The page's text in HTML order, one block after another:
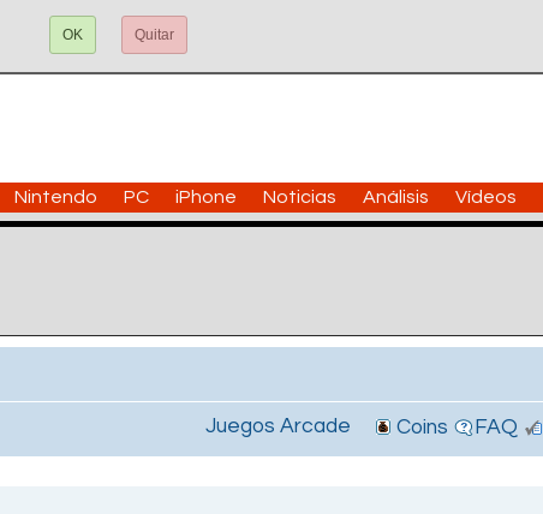
OK Quitar
Nintendo PC iPhone Noticias Análisis Vídeos
Juegos Arcade Coins FAQ